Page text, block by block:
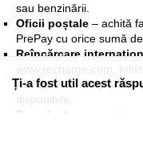
sau benzinării.
Oficii poștale – achită
PrePay cu orice sumă
Reîncărcare
www.recharge.com
,
AliPay, Union Pay și
disponibile.
Transfer bancar
– doar
Ți-a fost util acest